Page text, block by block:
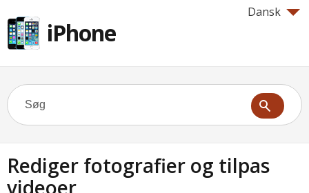
Dansk
iPhone
Rediger fotografier og tilpas
videoer